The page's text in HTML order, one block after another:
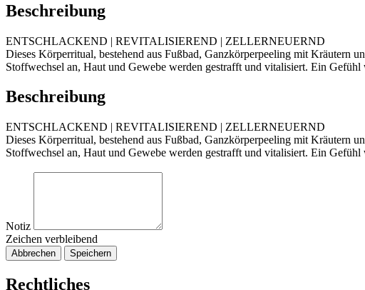
Beschreibung
ENTSCHLACKEND | REVITALISIEREND | ZELLERNEUERND
Dieses Körperritual, bestehend aus Fußbad, Ganzkörperpeeling mit Kräutern
Stoffwechsel an, Haut und Gewebe werden gestrafft und vitalisiert. Ein
Beschreibung
ENTSCHLACKEND | REVITALISIEREND | ZELLERNEUERND
Dieses Körperritual, bestehend aus Fußbad, Ganzkörperpeeling mit Kräutern
Stoffwechsel an, Haut und Gewebe werden gestrafft und vitalisiert. Ein
Notiz
Zeichen verbleibend
Abbrechen Speichern
Rechtliches